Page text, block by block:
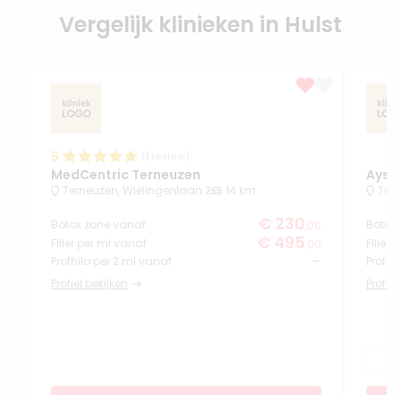
Vergelijk klinieken in Hulst
5
MedCentric Terneuzen
Terneuzen, Wielingenlaan 2 14 km
Botox zone vanaf € 230 ,00
Filler per ml vanaf
€ 495 ,00
Profhilo per 2 ml vanaf
-
Profiel bekijken
Filler